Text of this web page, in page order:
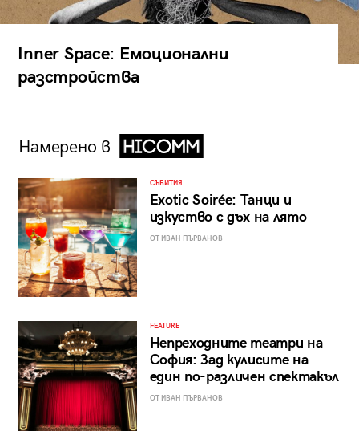
Inner Space: Емоционални
разстройства
Намерено в
СЪБИТИЯ
Exotic Soirée: Танци и
изкуство с дъх на лято
ОТ ИВАН ПЪРВАНОВ
FEATURE
Непреходните театри на
София: Зад кулисите на
един по-различен спектакъл
ОТ ИВАН ПЪРВАНОВ